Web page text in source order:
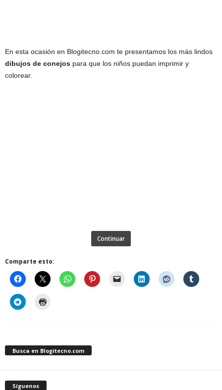
En esta ocasión en Blogitecno.com te presentamos los más lindos
dibujos de conejos para que los niños puedan imprimir y
colorear.
Continuar
Comparte esto:
Busca en Blogitecno.com
Síguenos